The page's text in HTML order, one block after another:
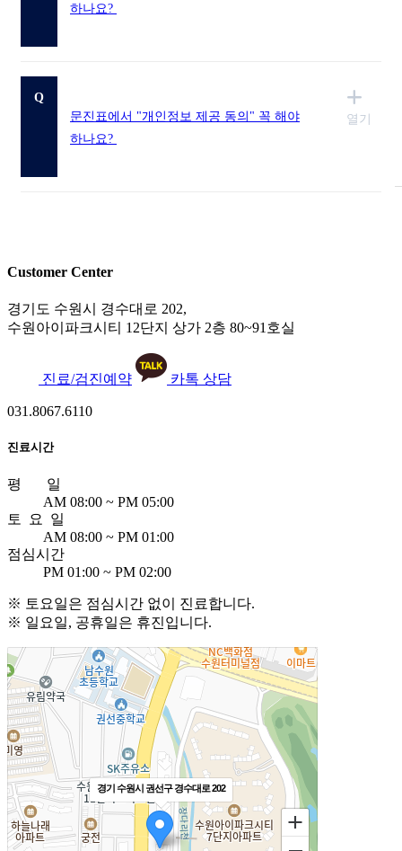
다이어트 클리닉
웰니스 FAQ
웰니스 건강 스토리
하나요?
Q
문진표에서 "개인정보 제공 동의" 꼭 해야
하나요?
열기
Customer Center
경기도 수원시 경수대로 202,
수원아이파크시티 12단지 상가 2층 80~91호실
진료/검진예약 카톡 상담
031.8067.6110
진료시간
평 일
AM 08:00 ~ PM 05:00
토 요 일
AM 08:00 ~ PM 01:00
점심시간
PM 01:00 ~ PM 02:00
※ 토요일은 점심시간 없이 진료합니다.
※ 일요일, 공휴일은 휴진입니다.
경기 수원시 권선구 경수대로 202